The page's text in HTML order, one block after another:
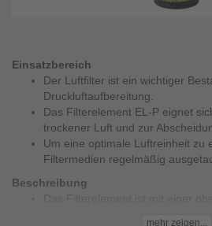
Einsatzbereich
Der Luftfilter ist ein wichtiger
Druckluftaufbereitung.
Das Filterelement EL-P eignet
trockener Luft und zur
Um eine optimale Luftreinheit zu
Filtermedien regelmäßig
Beschreibung
mehr zeigen...